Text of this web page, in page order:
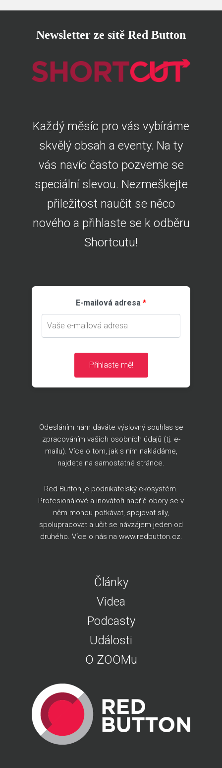
Newsletter ze sítě Red Button
Každý měsíc pro vás vybíráme
skvělý obsah a eventy. Na ty
vás navíc často pozveme se
speciální slevou. Nezmeškejte
přiležitost naučit se něco
nového a přihlaste se k odběru
Shortcutu!
E-mailová adresa
Přihlaste mě!
Odesláním nám dáváte výslovný souhlas se
zpracováním vašich osobních údajů (tj. e-
mailu). Více o tom, jak s ním nakládáme,
najdete na samostatné stránce
Red Button je podnikatelský ekosystém.
Profesionálové a inovátoři napříč obory se v
něm mohou potkávat, spojovat síly,
spolupracovat a učit se návzájem jeden od
druhého. Více o nás na www.redbutton.cz
Články
Videa
Podcasty
Události
O ZOOMu